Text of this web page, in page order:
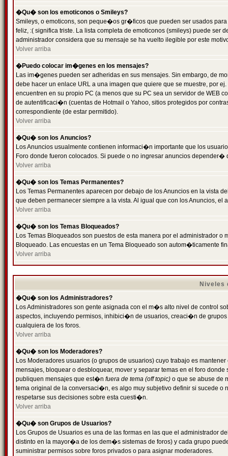
�Qu� son los emoticonos o Smileys?
Smileys, o emoticons, son peque�os gr�ficos que pueden ser usados
feliz, :( significa triste. La lista completa de emoticonos (smileys) puede
administrador considera que su mensaje se ha vuelto ilegible por este
Volver arriba
�Puedo colocar im�genes en los mensajes?
Las im�genes pueden ser adheridas en sus mensajes. Sin embargo, de
debe hacer un enlace URL a una imagen que quiere que se muestre, por
encuentren en su propio PC (a menos que su PC sea un servidor de
de autentificaci�n (cuentas de Hotmail o Yahoo, sitios protegidos por
correspondiente (de estar permitido).
Volver arriba
�Qu� son los Anuncios?
Los Anuncios usualmente contienen informaci�n importante que los
Foro donde fueron colocados. Si puede o no ingresar anuncios
Volver arriba
�Qu� son los Temas Permanentes?
Los Temas Permanentes aparecen por debajo de los Anuncios en la
que deben permanecer siempre a la vista. Al igual que con los Anuncios,
Volver arriba
�Qu� son los Temas Bloqueados?
Los Temas Bloqueados son puestos de esta manera por el administrador
Bloqueado. Las encuestas en un Tema Bloqueado son autom�ticamente
Volver arriba
Niveles
�Qu� son los Administradores?
Los Administradores son gente asignada con el m�s alto nivel de control
aspectos, incluyendo permisos, inhibici�n de usuarios, creaci�n de
cualquiera de los foros.
Volver arriba
�Qu� son los Moderadores?
Los Moderadores usuarios (o grupos de usuarios) cuyo trabajo es
mensajes, bloquear o desbloquear, mover y separar temas en el foro
publiquen mensajes que est�n fuera de tema (off topic) o que se abuse de
tema original de la conversaci�n, es algo muy subjetivo definir si sucede
respetarse sus decisiones sobre esta cuesti�n.
Volver arriba
�Qu� son Grupos de Usuarios?
Los Grupos de Usuarios es una de las formas en las que el administrador
distinto en la mayor�a de los dem�s sistemas de foros) y cada grupo
suministrar permisos sobre foros privados o para asignar moderadores.